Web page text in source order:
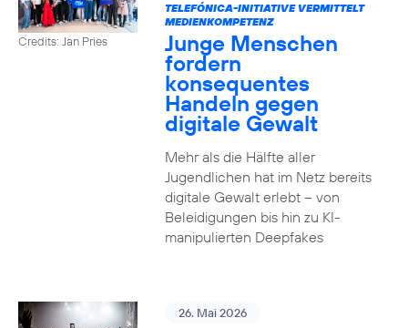
Credits: Jan Pries
TELEFÓNICA-INITIATIVE VERMITTELT
MEDIENKOMPETENZ
Junge Menschen
fordern
konsequentes
Handeln gegen
digitale Gewalt
Mehr als die Hälfte aller
Jugendlichen hat im Netz bereits
digitale Gewalt erlebt – von
Beleidigungen bis hin zu KI-
manipulierten Deepfakes
26. Mai 2026